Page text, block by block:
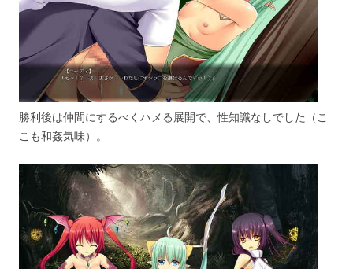
勝利後は仲間にするべくハメる展開で、性知識なしでした（こ
こも和姦気味）。